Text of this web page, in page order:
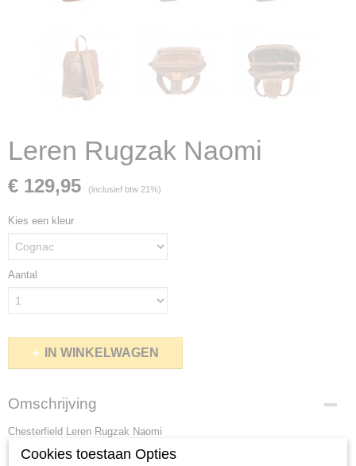
Leren Rugzak Naomi
€ 129,95 (inclusief btw 21%)
Kies een kleur
Aantal
IN WINKELWAGEN
Omschrijving
Chesterfield Leren Rugzak Naomi
Deze Leren Rugzak Naomi is gemaakt van hoogwaardig Wax Pull-up leer.
Cookies toestaan Opties